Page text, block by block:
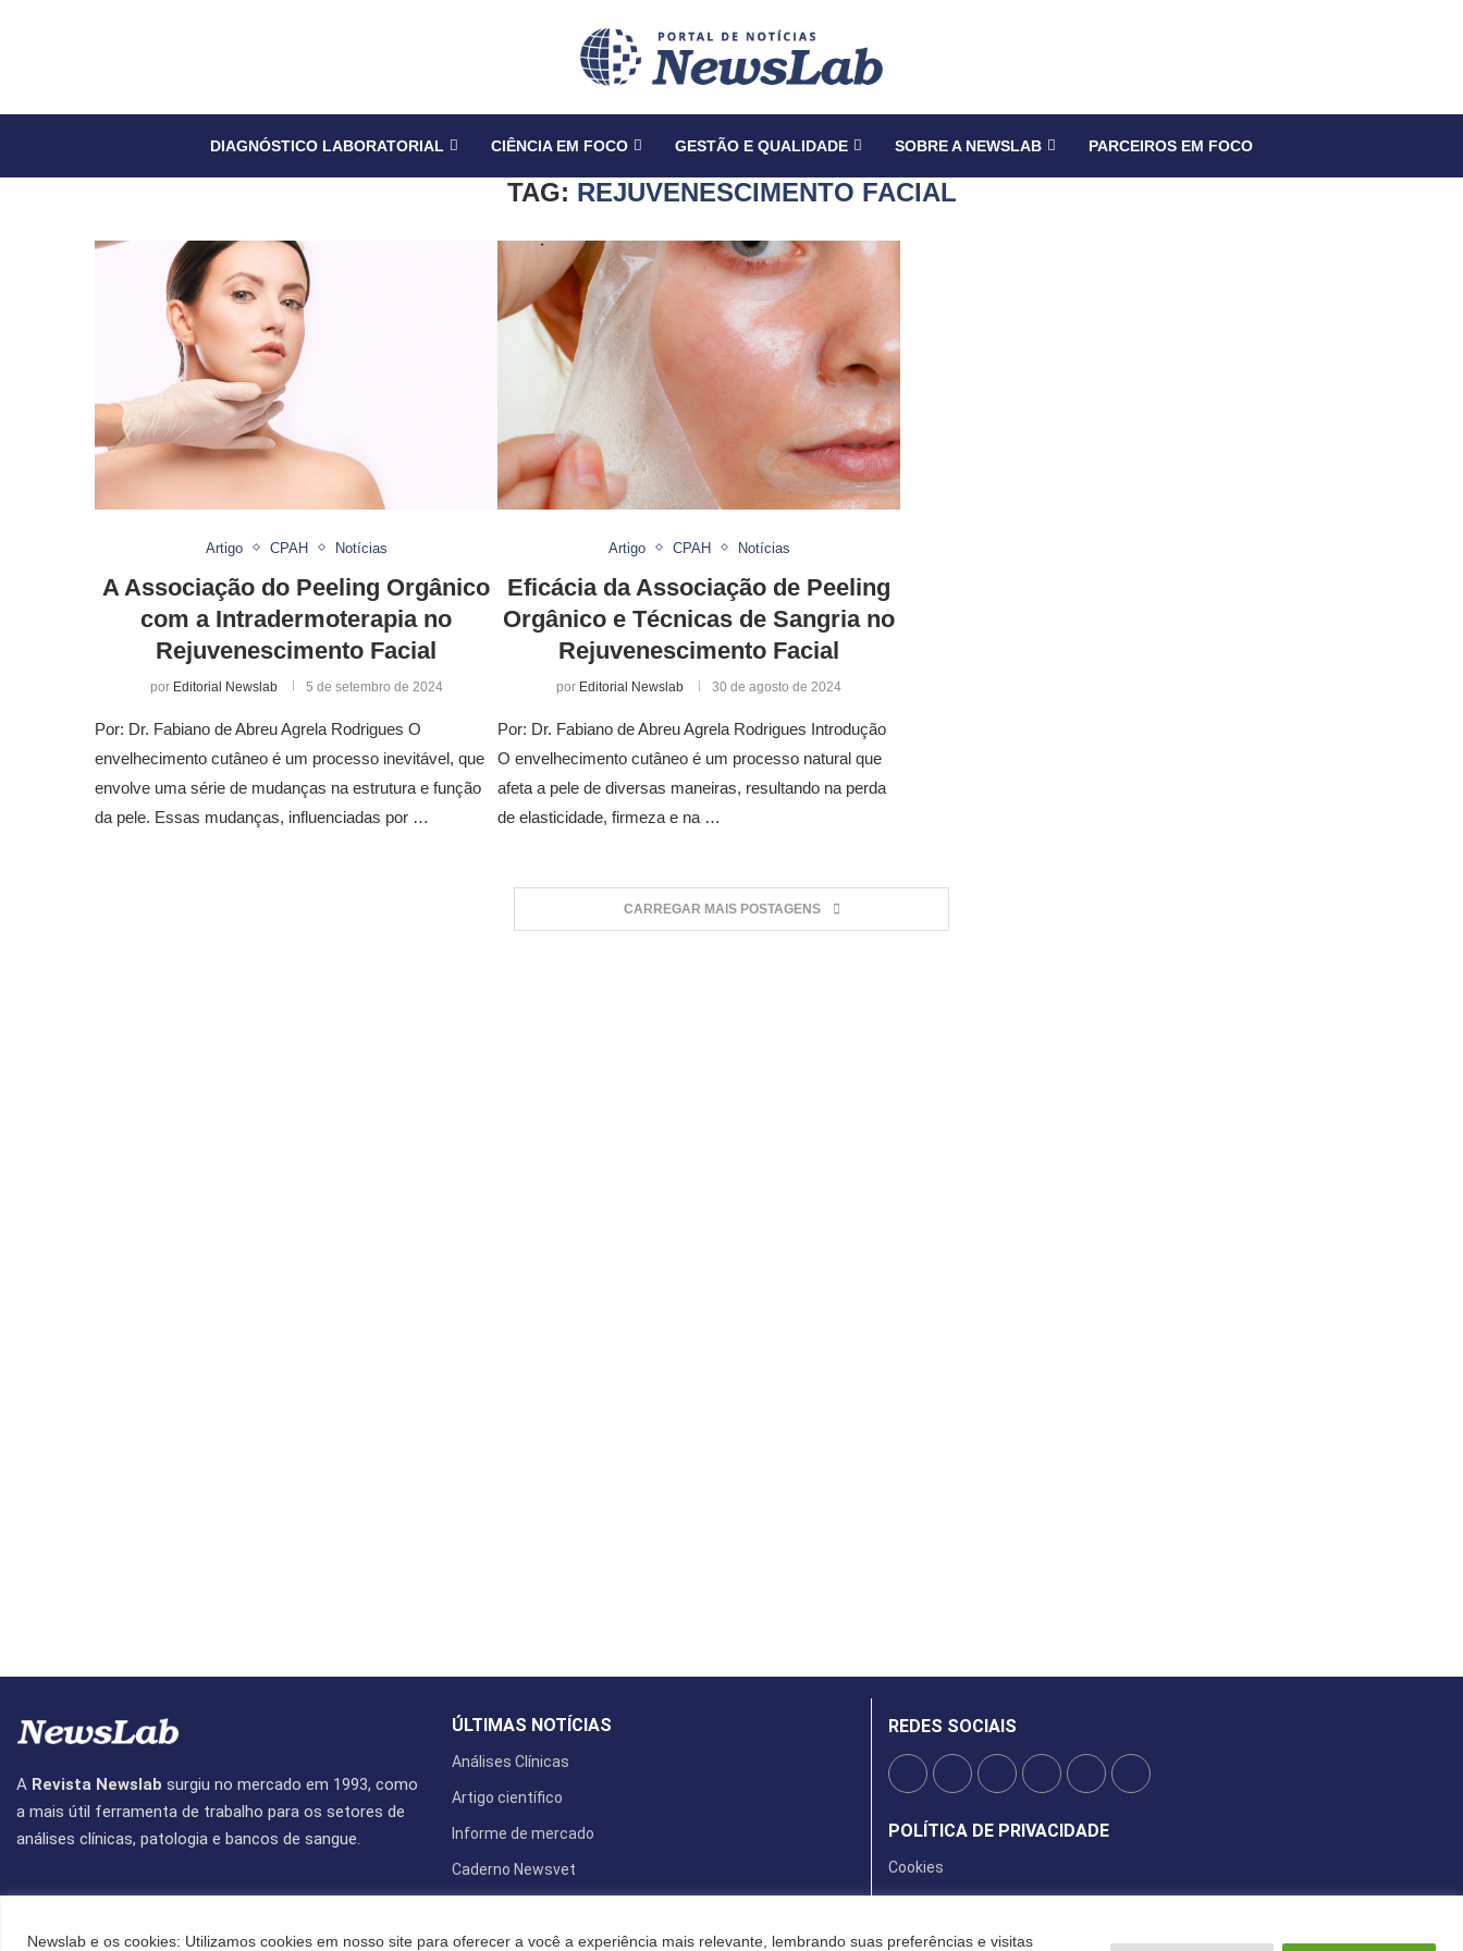
Newslab e os cookies: Utilizamos cookies em nosso site para oferecer a você a experiência mais relevante, lembrando suas preferências e visitas
DIAGNÓSTICO LABORATORIAL CIÊNCIA EM FOCO GESTÃO E QUALIDADE SOBRE A NEWSLAB PARCEIROS EM FOCO
TAG: REJUVENESCIMENTO FACIAL
Artigo CPAH Notícias
A Associação do Peeling Orgânico
com a Intradermoterapia no
Rejuvenescimento Facial
por Editorial Newslab 5 de setembro de 2024
Por: Dr. Fabiano de Abreu Agrela Rodrigues O
envelhecimento cutâneo é um processo inevitável, que
envolve uma série de mudanças na estrutura e função
da pele. Essas mudanças, influenciadas por …
Artigo CPAH Notícias
Eficácia da Associação de Peeling
Orgânico e Técnicas de Sangria no
Rejuvenescimento Facial
por Editorial Newslab 30 de agosto de 2024
Por: Dr. Fabiano de Abreu Agrela Rodrigues Introdução
O envelhecimento cutâneo é um processo natural que
afeta a pele de diversas maneiras, resultando na perda
de elasticidade, firmeza e na …
CARREGAR MAIS POSTAGENS
A Revista Newslab surgiu no mercado em 1993, como
a mais útil ferramenta de trabalho para os setores de
análises clínicas, patologia e bancos de sangue.
ÚLTIMAS NOTÍCIAS
Análises Clínicas
Artigo científico
Informe de mercado
Caderno Newsvet
REDES SOCIAIS
POLÍTICA DE PRIVACIDADE
Cookies